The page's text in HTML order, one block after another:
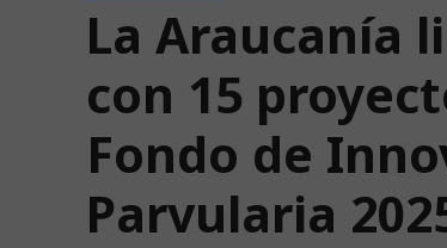
La Araucanía
con 15
Fondo de
Parvularia